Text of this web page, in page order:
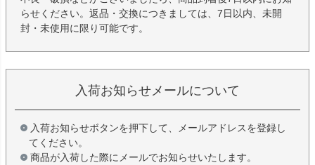
らせください。返品・交換につきましては、7日以内、未開
封・未使用に限り可能です。
入荷お知らせメールについて
入荷お知らせボタンを押下して、メールアドレスを登録し
てください。
商品が入荷した際にメールでお知らせいたします。